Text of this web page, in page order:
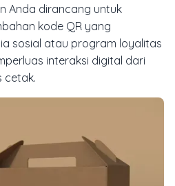
Anda dirancang untuk
kode QR yang
sosial atau program loyalitas
interaksi digital dari
cetak.